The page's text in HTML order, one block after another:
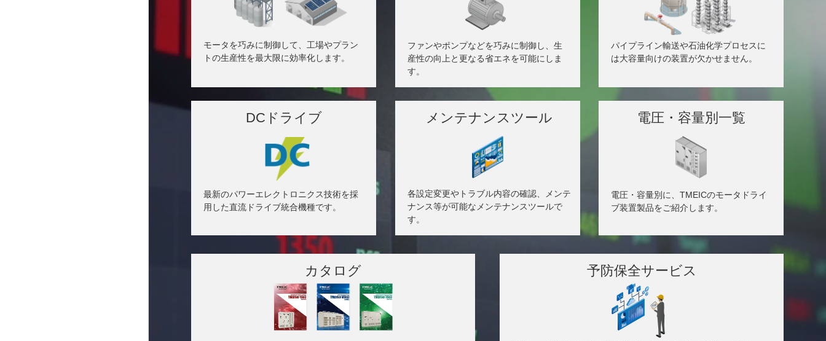
モータを巧みに制御して、工場やプラン
トの生産性を最大限に効率化します。
ファンやポンプなどを巧みに制御し、生
産性の向上と更なる省エネを可能にしま
す。
パイプライン輸送や石油化学プロセスに
は大容量向けの装置が欠かせません。
DCドライブ
最新のパワーエレクトロニクス技術を採
用した直流ドライブ統合機種です。
メンテナンスツール
各設定変更やトラブル内容の確認、メンテ
ナンス等が可能なメンテナンスツールで
す。
電圧・容量別一覧
電圧・容量別に、TMEICのモータドライ
ブ装置製品をご紹介します。
カタログ 予防保全サービス